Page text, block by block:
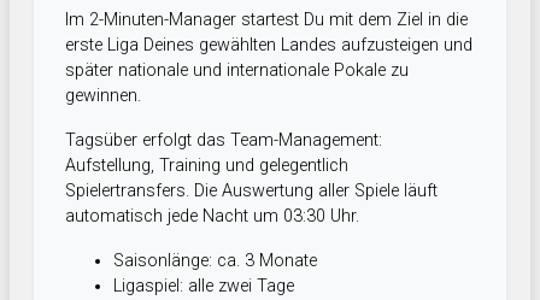
Im 2-Minuten-Manager startest Du mit dem Ziel in die
erste Liga Deines gewählten Landes aufzusteigen und
später nationale und internationale Pokale zu
gewinnen.
Tagsüber erfolgt das Team-Management:
Aufstellung, Training und gelegentlich
Spielertransfers. Die Auswertung aller Spiele läuft
automatisch jede Nacht um 03:30 Uhr.
Saisonlänge: ca. 3 Monate
Ligaspiel: alle zwei Tage